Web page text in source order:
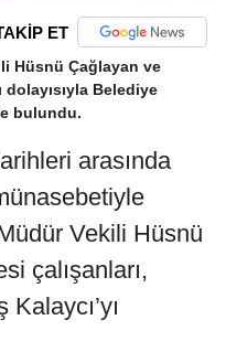
ET
Hüsnü Çağlayan ve
Belediye
bulundu.
arasında
Vekili Hüsnü
çalışanları,